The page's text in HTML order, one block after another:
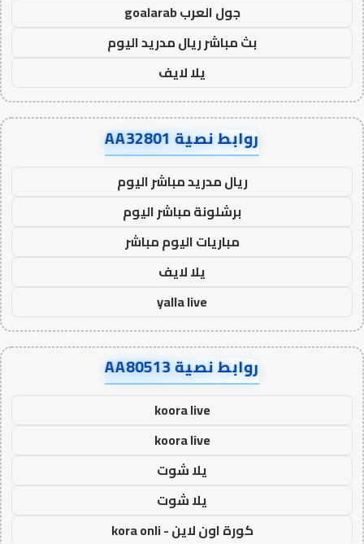
جول العرب goalarab
بث مباشر ريال مدريد اليوم
يلا لايف
روابط نصية AA32801
ريال مدريد مباشر اليوم
برشلونة مباشر اليوم
مباريات اليوم مباشر
يلا لايف
yalla live
روابط نصية AA80513
koora live
koora live
يلا شوت
يلا شوت
كورة اون لاين - kora onli